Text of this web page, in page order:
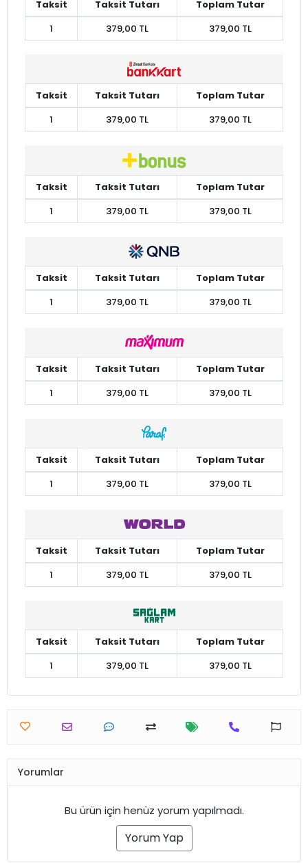
Taksit Taksit Tutarı
Toplam Tutar
1
379,00 TL 379,00 TL
Taksit Taksit Tutarı
Toplam Tutar
1
379,00 TL 379,00 TL
Taksit Taksit Tutarı
Toplam Tutar
1
379,00 TL 379,00 TL
Taksit Taksit Tutarı
Toplam Tutar
1
379,00 TL 379,00 TL
Taksit Taksit Tutarı
Toplam Tutar
1
379,00 TL 379,00 TL
Taksit Taksit Tutarı
Toplam Tutar
1
379,00 TL 379,00 TL
Taksit Taksit Tutarı
Toplam Tutar
1
379,00 TL 379,00 TL
Taksit Taksit Tutarı
Toplam Tutar
1
379,00 TL 379,00 TL
Yorumlar
Bu ürün için henüz yorum yapılmadı.
Yorum Yap